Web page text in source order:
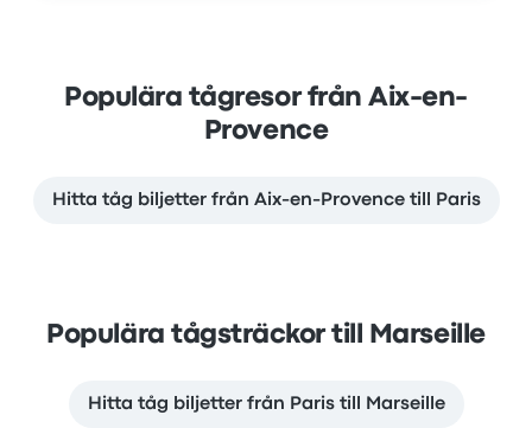
Populära tågresor från Aix-en-
Provence
Hitta tåg biljetter från Aix-en-Provence till Paris
Populära tågsträckor till Marseille
Hitta tåg biljetter från Paris till Marseille